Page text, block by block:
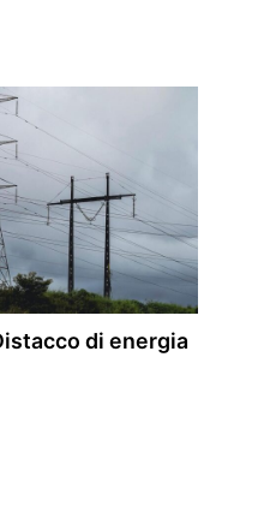
di energia